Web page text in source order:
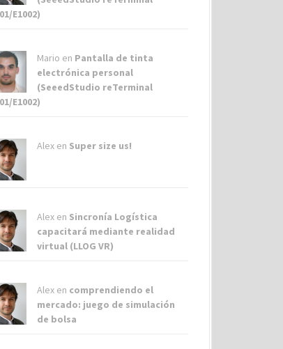
E1002)
Mario en Pantalla de tinta
electrónica personal
(SeeedStudio reTerminal
E1002)
Alex en Super size us!
Alex en Sincronía Logística
capacitará mediante realidad
virtual (LLOG VR)
Alex en comprendiendo el
mercado: juego de simulación
de bolsa